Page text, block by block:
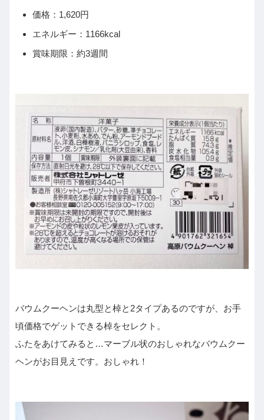
価格：1,620円
エネルギー：1166kcal
賞味期限：約3週間
バウムクーヘンは丸型と棹と2タイプあるのですが、お手
頃価格でゲットできる棹をセレクト。
ふたをあけてみると…マーブル状のおしゃれなバウムクー
ヘンがお目見えです。おしゃれ！